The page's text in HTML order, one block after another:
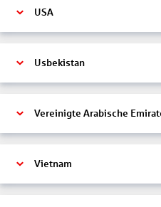
USA
Usbekistan
Vereinigte Arabische
Vietnam